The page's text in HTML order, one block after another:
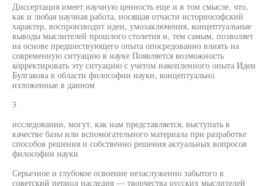
Диссертация имеет научную ценность еще и в том смысле, что,
как и любая научная работа, носящая отчасти историософский
характер, воспроизводит идеи, умозаключения, концептуальные
выводы мыслителей прошлого столетия и, тем самым, позволяет
на основе предшествующего опыта опосредованно влиять на
современную ситуацию в науке Появляется возможность
корректировать эту ситуацию с учетом накопленного опыта Идеи
Булгакова в области философии науки, концептуально
изложенные в данном
3
исследовании, могут, как нам представляется, выступать в
качестве базы или вспомогательного материала при разработке
способов решения и собственно решения актуальных вопросов
философии науки
Серьезное и глубокое освоение незаслуженно забытого в
советский период наследия — творчества русских мыслителей